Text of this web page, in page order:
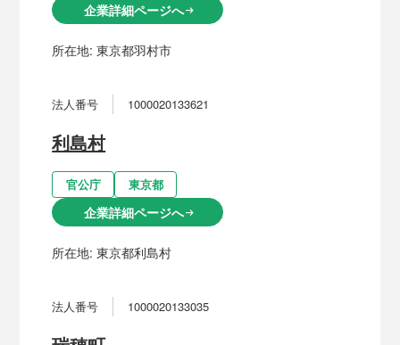
企業詳細ページへarrow_right_alt
所在地:東京都羽村市
法人番号 1000020133621
利島村
官公庁 東京都
企業詳細ページへarrow_right_alt
所在地:東京都利島村
法人番号 1000020133035